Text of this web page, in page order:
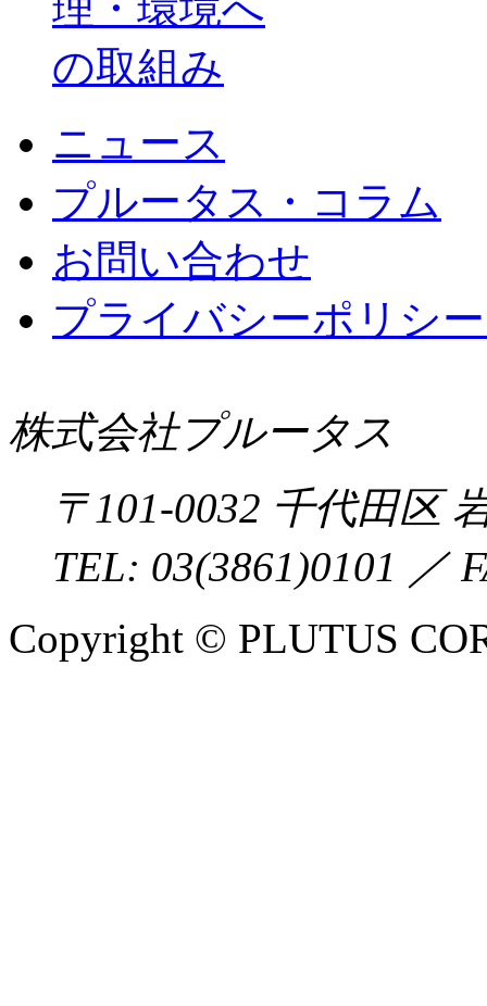
ニュース
プルータス・コラム
お問い合わせ
プライバシーポリシ
株式会社プルータス
〒101-0032 千代田区
TEL: 03(3861)0101 ／
Copyright © PLUTUS